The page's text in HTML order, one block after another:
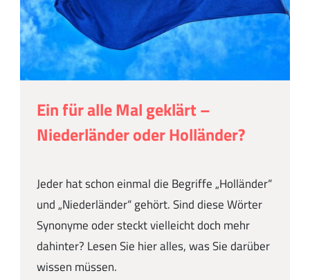
Ein für alle Mal geklärt –
Niederländer oder Holländer?
Jeder hat schon einmal die Begriffe „Holländer“
und „Niederländer“ gehört. Sind diese Wörter
Synonyme oder steckt vielleicht doch mehr
dahinter? Lesen Sie hier alles, was Sie darüber
wissen müssen.